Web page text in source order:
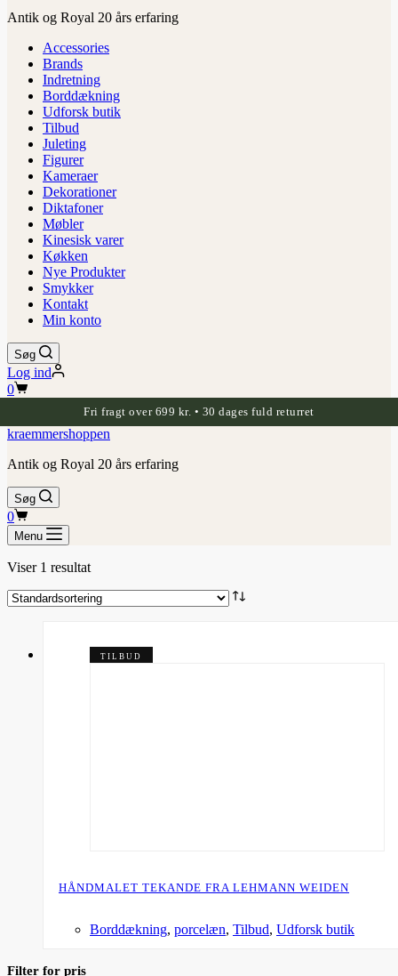
Antik og Royal 20 års erfaring
Accessories
Brands
Indretning
Borddækning
Udforsk butik
Tilbud
Juleting
Figurer
Kameraer
Dekorationer
Diktafoner
Møbler
Kinesisk varer
Køkken
Nye Produkter
Smykker
Kontakt
Min konto
Søg
Log ind
Indkøbskurv
0
Fri fragt over 699 kr. • 30 dages fuld returret
kraemmershoppen
Antik og Royal 20 års erfaring
Søg
Indkøbskurv
0
Menu
Viser 1 resultat
TILBUD
HÅNDMALET TEKANDE FRA LEHMANN WEIDEN
Borddækning, porcelæn, Tilbud, Udforsk butik
Filter for pris